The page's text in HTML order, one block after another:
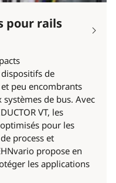
pour rails
dispositifs de
peu encombrants
de bus. Avec
VT, les
pour les
process et
propose en
les applications